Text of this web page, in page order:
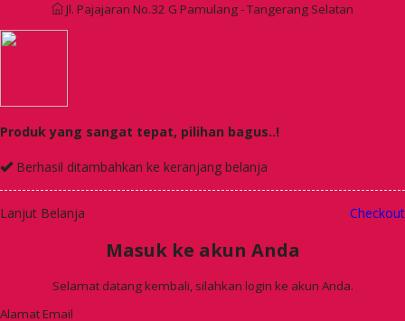
Jl. Pajajaran No.32 G Pamulang - Tangerang Selatan
Produk yang sangat tepat, pilihan bagus..!
Berhasil ditambahkan ke keranjang belanja
Lanjut Belanja Checkout
Masuk ke akun Anda
Selamat datang kembali, silahkan login ke akun Anda.
Alamat Email